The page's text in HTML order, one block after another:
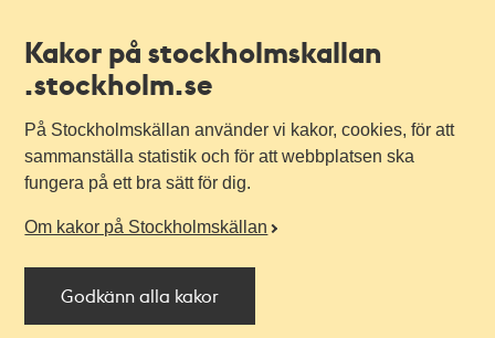
Kakor på stockholmskallan
.stockholm.se
På Stockholmskällan använder vi kakor, cookies, för att
sammanställa statistik och för att webbplatsen ska
fungera på ett bra sätt för dig.
Om kakor på Stockholmskällan
Godkänn alla kakor